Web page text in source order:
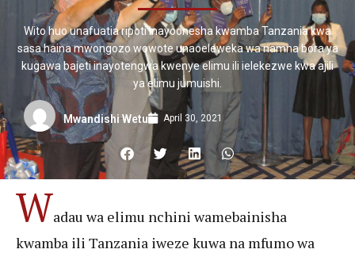
Wito huo unafuatia ripoti inayoonesha kwamba Tanzania kwa
sasa haina mwongozo wowote unaoeleweka wa namna bora ya
kugawa bajeti inayotengwa kwenye elimu ili ielekezwe kwa ajili
ya elimu jumuishi.
Mwandishi Wetu April 30, 2021
Wadau wa elimu nchini wamebainisha
kwamba ili Tanzania iweze kuwa na mfumo wa